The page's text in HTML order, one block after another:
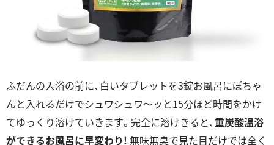
ふだんの入浴の前に、白いタブレットを3錠お風呂にぽちゃ
んと入れるだけでシュワシュワ～ッと15分ほど時間をかけ
てゆっくり溶けていきます。完全に溶けきると、 重炭酸温浴
ができるお風呂に早変わり! 無味無臭で見た目だけでは全く